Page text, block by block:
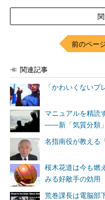
前のペー
関連記事
「かわいくないプ
マニュアルを精読
――新「気質分類」
名指南役が教える
桜木花道は今も燃
みる好敵手の効用
荒巻課長は電脳